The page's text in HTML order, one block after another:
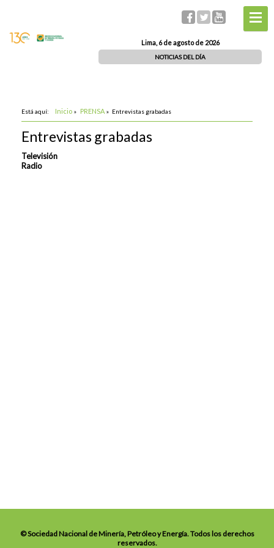
Lima, 6 de agosto de 2026
NOTICIAS DEL DÍA
Está aquí: Inicio » PRENSA » Entrevistas grabadas
Entrevistas grabadas
Televisión
Radio
© Sociedad Nacional de Minería, Petróleo y Energía. Todos los derechos
reservados.